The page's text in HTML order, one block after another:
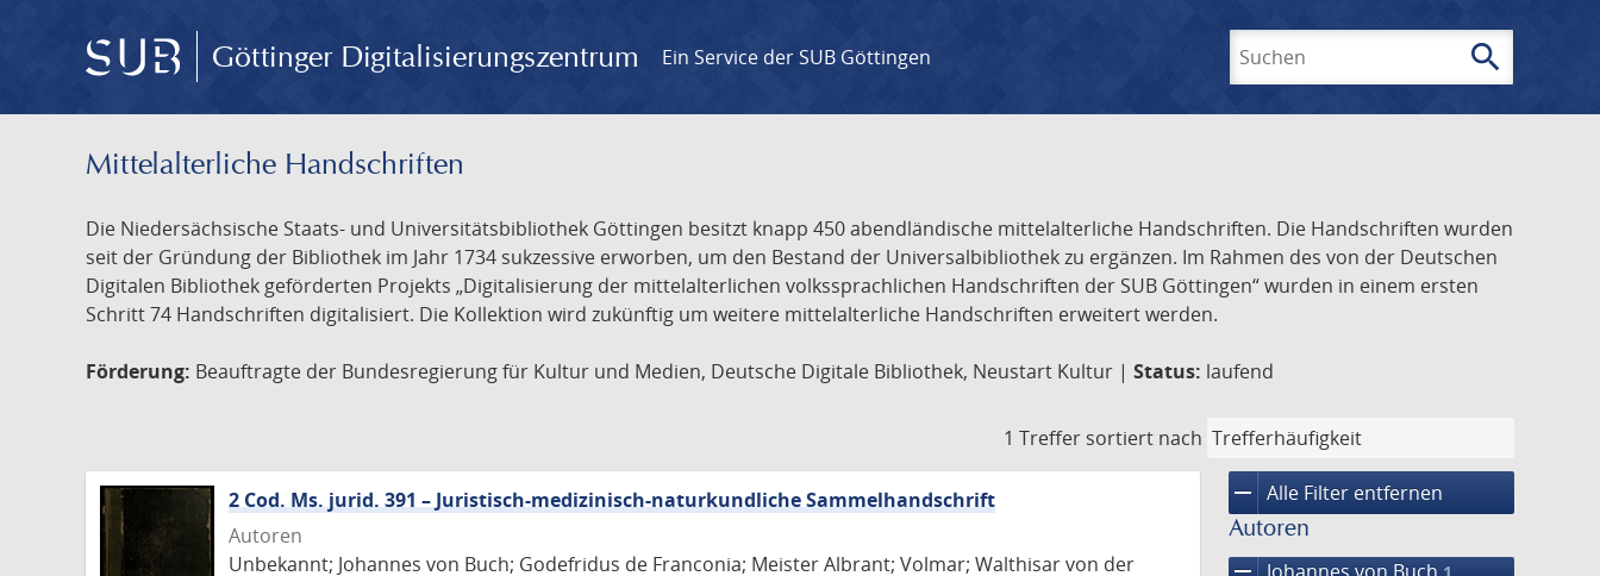
Göttinger Digitalisierungszentrum Ein Service der SUB Göttingen search
Mittelalterliche Handschriften
Die Niedersächsische Staats- und Universitätsbibliothek Göttingen besitzt knapp 450 abendländische mittelalterliche Handschriften. Die Handschriften wurden
seit der Gründung der Bibliothek im Jahr 1734 sukzessive erworben, um den Bestand der Universalbibliothek zu ergänzen. Im Rahmen des von der Deutschen
Digitalen Bibliothek geförderten Projekts „Digitalisierung der mittelalterlichen volkssprachlichen Handschriften der SUB Göttingen“ wurden in einem ersten
Schritt 74 Handschriften digitalisiert. Die Kollektion wird zukünftig um weitere mittelalterliche Handschriften erweitert werden.
Förderung: Beauftragte der Bundesregierung für Kultur und Medien, Deutsche Digitale Bibliothek, Neustart Kultur | Status: laufend
1 Treffer sortiert nach
remove Alle Filter entfernen
Autoren
2 Cod. Ms. jurid. 391 – Juristisch-medizinisch-naturkundliche Sammelhandschrift
Autoren
Unbekannt; Johannes von Buch; Godefridus de Franconia; Meister Albrant; Volmar; Walthisar von der